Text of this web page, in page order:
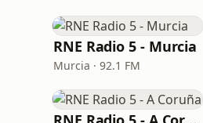
RNE Radio 5 - Murcia
Murcia · 92.1 FM